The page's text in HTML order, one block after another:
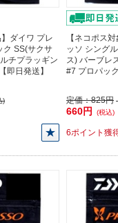
】ダイワ プレ
ク SS(サクサ
チプラッギン
即日発送】
)
【ネコポス
ッソ シング
ス) バーブレ
#7 プロパッ
定価：825円
660円 (税込)
6ポイント獲